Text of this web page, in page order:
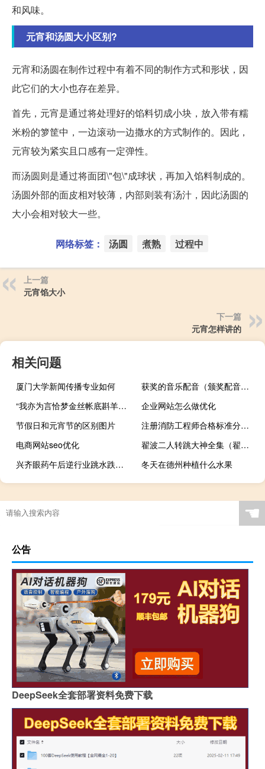
和风味。
元宵和汤圆大小区别?
元宵和汤圆在制作过程中有着不同的制作方式和形状，因
此它们的大小也存在差异。
首先，元宵是通过将处理好的馅料切成小块，放入带有糯
米粉的箩筐中，一边滚动一边撒水的方式制作的。因此，
元宵较为紧实且口感有一定弹性。
而汤圆则是通过将面团\"包\"成球状，再加入馅料制成的。
汤圆外部的面皮相对较薄，内部则装有汤汁，因此汤圆的
大小会相对较大一些。
网络标签： 汤圆 煮熟 过程中
上一篇
元宵馅大小
下一篇
元宵怎样讲的
相关问题
厦门大学新闻传播专业如何
获奖的音乐配音（颁奖配音用什么歌曲）
“我亦为言恰梦金丝帐底斟羊羔”的出处是哪里
企业网站怎么做优化
节假日和元宵节的区别图片
注册消防工程师合格标准分数线是多少
电商网站seo优化
翟波二人转跳大神全集（翟波）
兴齐眼药午后逆行业跳水跌超8%成交量开始放大
冬天在德州种植什么水果
☚
公告
DeepSeek全套部署资料免费下载